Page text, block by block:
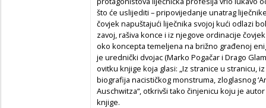
što će uslijediti – pripovijedanje unatrag
čovjek napuštajući liječnika svojoj kući odlazi
zavoj, rašiva konce i iz njegove ordinacije
oko koncepta temeljena na brižno građenoj
je urednički dvojac (Marko Pogačar i Drago
ovitku knjige koja glasi: „Iz stranice u stranicu,
biografija nacističkog monstruma, zloglasnog
Auschwitza“, otkrivši tako činjenicu koju je
knjige.